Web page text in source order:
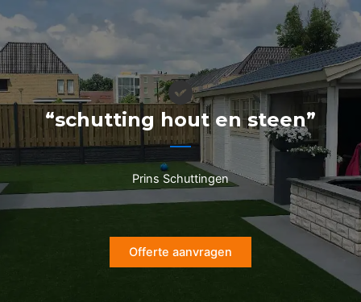
naar
de
inhoud
“schutting hout en steen”
Prins Schuttingen
Offerte aanvragen